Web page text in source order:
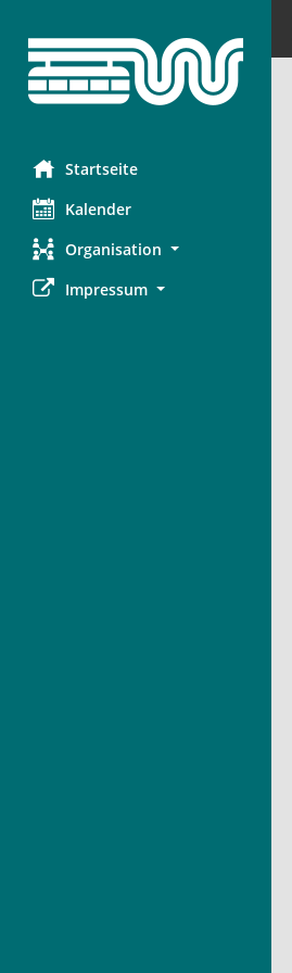
Startseite
Kalender
Organisation
Impressum